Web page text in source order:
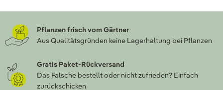
Pflanzen frisch vom Gärtner
Aus Qualitätsgründen keine Lagerhaltung bei Pflanzen
Gratis Paket-Rückversand
Das Falsche bestellt oder nicht zufrieden? Einfach
zurückschicken